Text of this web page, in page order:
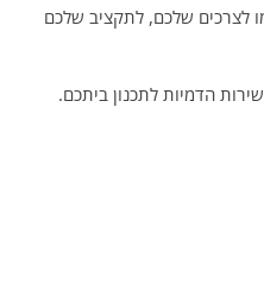
לצרכים שלכם, לתקציב שלכם
הדמיות לתכנון ביתכם.